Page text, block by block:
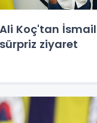
Ali Koç'tan
sürpriz ziyaret